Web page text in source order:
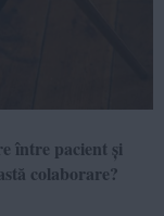
între pacient și
colaborare?